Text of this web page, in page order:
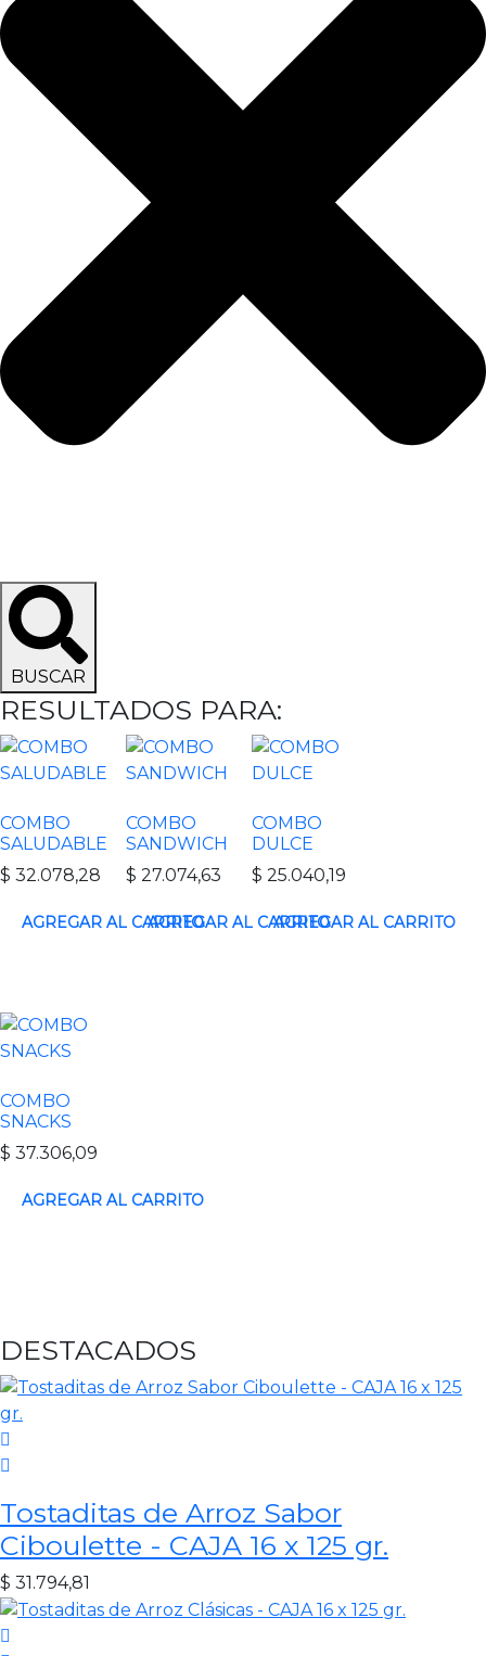
BUSCAR
RESULTADOS PARA:
COMBO
SALUDABLE
$ 32.078,28
COMBO
SANDWICH
$ 27.074,63
COMBO
DULCE
$ 25.040,19
COMBO
SNACKS
$ 37.306,09
DESTACADOS
Tostaditas de Arroz Sabor
Ciboulette - CAJA 16 x 125 gr.
$ 31.794,81